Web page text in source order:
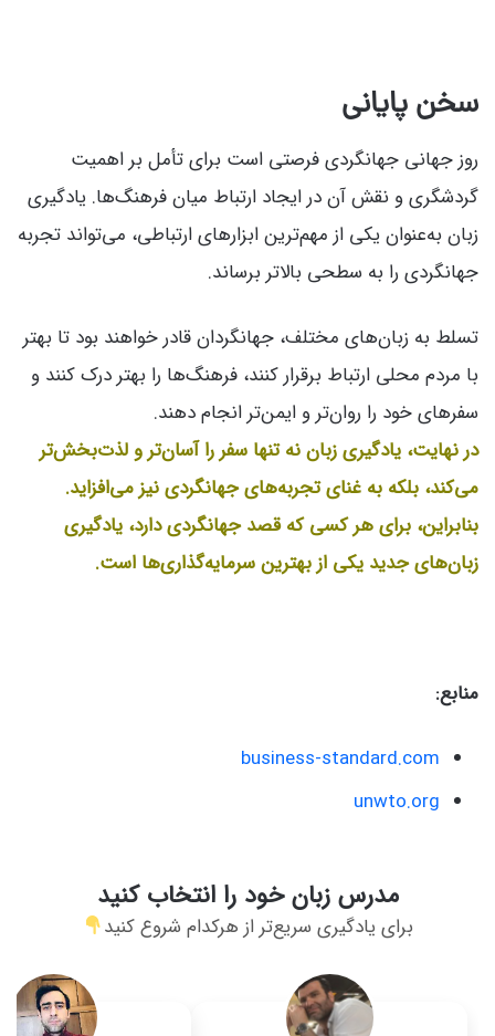
سخن پایانی
روز جهانی جهانگردی فرصتی است برای تأمل بر اهمیت
گردشگری و نقش آن در ایجاد ارتباط میان فرهنگ‌ها. یادگیری
زبان به‌عنوان یکی از مهم‌ترین ابزارهای ارتباطی، می‌تواند تجربه
جهانگردی را به سطحی بالاتر برساند.
تسلط به زبان‌های مختلف، جهانگردان قادر خواهند بود تا بهتر
با مردم محلی ارتباط برقرار کنند، فرهنگ‌ها را بهتر درک کنند و
سفرهای خود را روان‌تر و ایمن‌تر انجام دهند.
در نهایت، یادگیری زبان نه تنها سفر را آسان‌تر و لذت‌بخش‌تر
می‌کند، بلکه به غنای تجربه‌های جهانگردی نیز می‌افزاید.
بنابراین، برای هر کسی که قصد جهانگردی دارد، یادگیری
زبان‌های جدید یکی از بهترین سرمایه‌گذاری‌ها است.
منابع:
business-standard.com
unwto.org
مدرس زبان خود را انتخاب کنید
برای یادگیری سریع‌تر از هرکدام شروع کنید